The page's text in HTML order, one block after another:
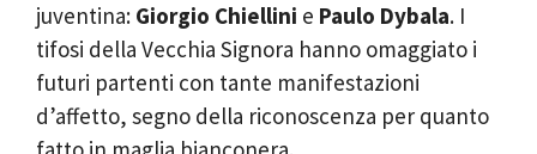
juventina: Giorgio Chiellini e Paulo Dybala. I
tifosi della Vecchia Signora hanno omaggiato i
futuri partenti con tante manifestazioni
d’affetto, segno della riconoscenza per quanto